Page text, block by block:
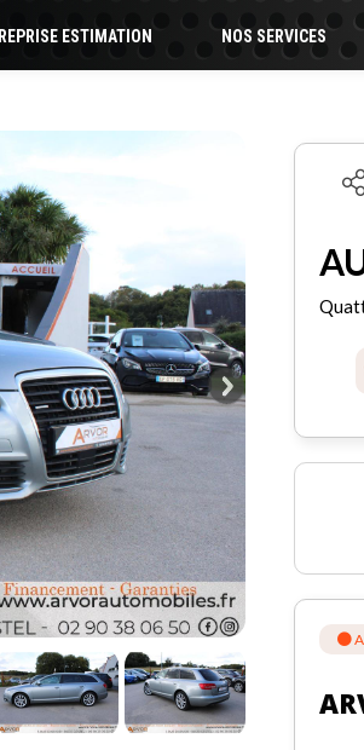
REPRISE ESTIMATION NOS SERVICES